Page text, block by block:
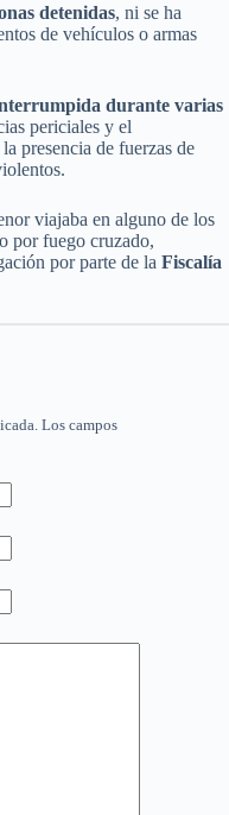
detenidas, ni se ha
de vehículos o armas
durante varias
periciales y el
presencia de fuerzas de
viajaba en alguno de los
por fuego cruzado,
por parte de la Fiscalía
Los campos